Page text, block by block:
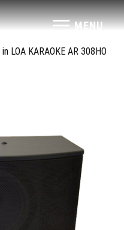
MENU
in LOA KARAOKE AR 308HO